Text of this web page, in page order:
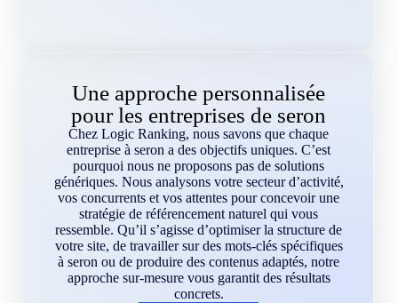
Une approche personnalisée
pour les entreprises de seron
Chez Logic Ranking, nous savons que chaque
entreprise à seron a des objectifs uniques. C’est
pourquoi nous ne proposons pas de solutions
génériques. Nous analysons votre secteur d’activité,
vos concurrents et vos attentes pour concevoir une
stratégie de référencement naturel qui vous
ressemble. Qu’il s’agisse d’optimiser la structure de
votre site, de travailler sur des mots-clés spécifiques
à seron ou de produire des contenus adaptés, notre
approche sur-mesure vous garantit des résultats
concrets.